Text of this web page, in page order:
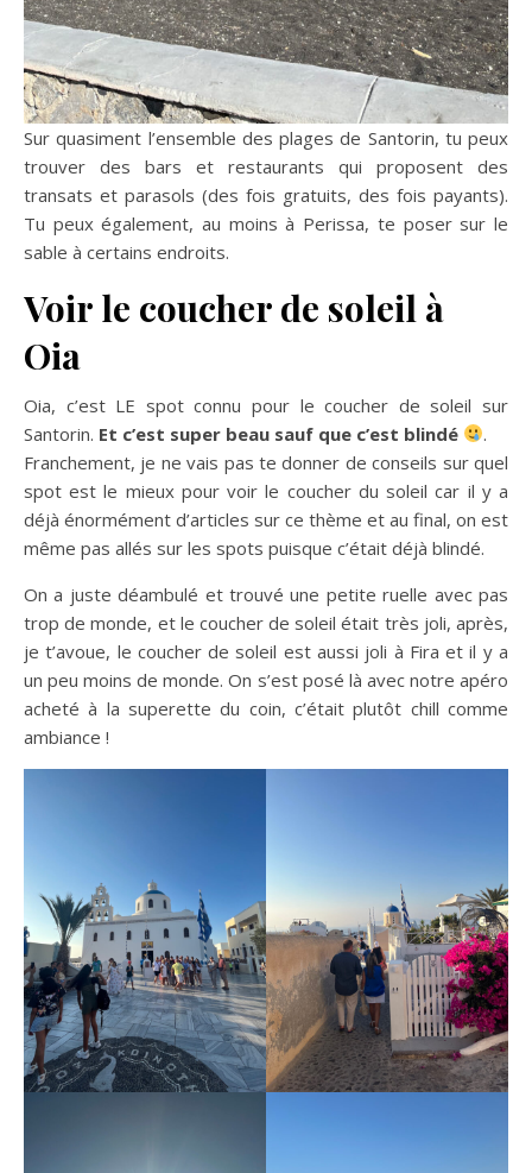
Sur quasiment l’ensemble des plages de Santorin, tu peux
trouver des bars et restaurants qui proposent des
transats et parasols (des fois gratuits, des fois payants).
Tu peux également, au moins à Perissa, te poser sur le
sable à certains endroits.
Voir le coucher de soleil à
Oia
Oia, c’est LE spot connu pour le coucher de soleil sur
Santorin. Et c’est super beau sauf que c’est blindé
.
Franchement, je ne vais pas te donner de conseils sur quel
spot est le mieux pour voir le coucher du soleil car il y a
déjà énormément d’articles sur ce thème et au final, on est
même pas allés sur les spots puisque c’était déjà blindé.
On a juste déambulé et trouvé une petite ruelle avec pas
trop de monde, et le coucher de soleil était très joli, après,
je t’avoue, le coucher de soleil est aussi joli à Fira et il y a
un peu moins de monde. On s’est posé là avec notre apéro
acheté à la superette du coin, c’était plutôt chill comme
ambiance !